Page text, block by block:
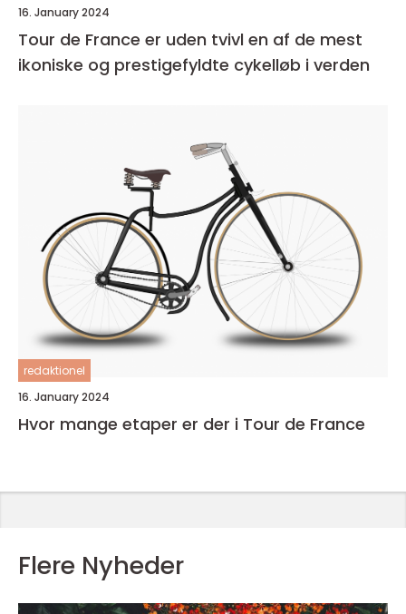
16. January 2024
Tour de France er uden tvivl en af de mest
ikoniske og prestigefyldte cykelløb i verden
redaktionel
16. January 2024
Hvor mange etaper er der i Tour de France
Flere Nyheder